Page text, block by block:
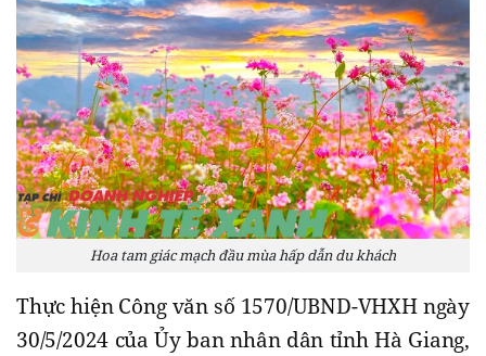
Hoa tam giác mạch đầu mùa hấp dẫn du khách
Thực hiện Công văn số 1570/UBND-VHXH ngày
30/5/2024 của Ủy ban nhân dân tỉnh Hà Giang,